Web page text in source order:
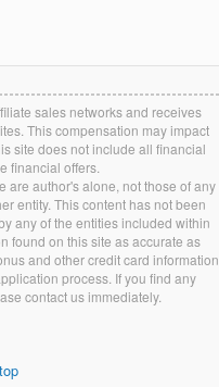
sales networks and receives
This compensation may impact
site does not include all financial
financial offers.
are author's alone, not those of any
entity. This content has not been
any of the entities included within
found on this site as accurate as
and other credit card information
process. If you find any
contact us immediately.